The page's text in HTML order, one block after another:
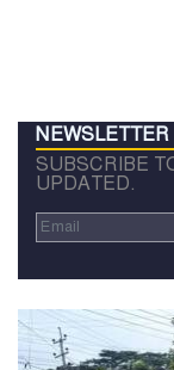
NEWSLETTER
SUBSCRIBE
UPDATED.